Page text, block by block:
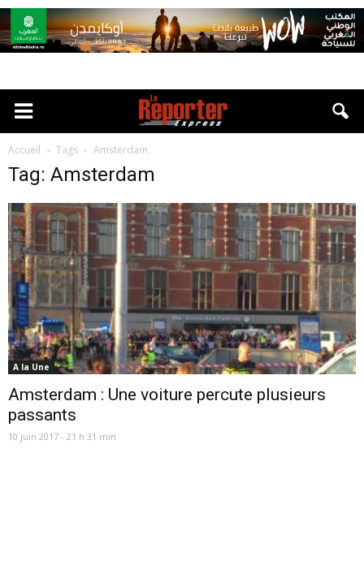
Accueil Tags Amsterdam
Tag: Amsterdam
A la Une
Amsterdam : Une voiture percute plusieurs
passants
10 juin 2017 - 21 h 31 min